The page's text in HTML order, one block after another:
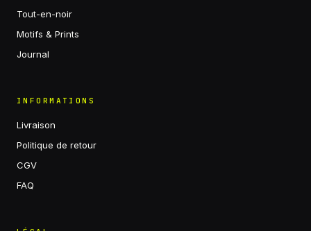
Tout-en-noir
Motifs & Prints
Journal
INFORMATIONS
Livraison
Politique de retour
CGV
FAQ